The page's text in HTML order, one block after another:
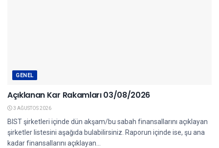
GENEL
Açıklanan Kar Rakamları 03/08/2026
3 AĞUSTOS 2026
BIST şirketleri içinde dün akşam/bu sabah finansallarını açıklayan
şirketler listesini aşağıda bulabilirsiniz. Raporun içinde ise, şu ana
kadar finansallarını açıklayan...